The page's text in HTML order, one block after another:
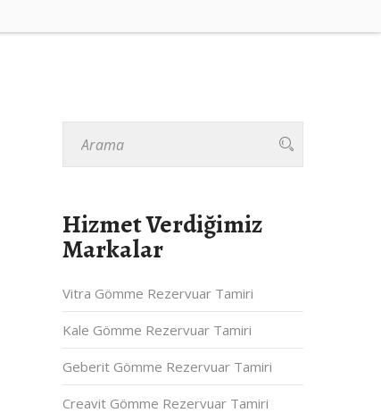
Hizmet Verdiğimiz
Markalar
Vitra Gömme Rezervuar Tamiri
Kale Gömme Rezervuar Tamiri
Geberit Gömme Rezervuar Tamiri
Creavit Gömme Rezervuar Tamiri